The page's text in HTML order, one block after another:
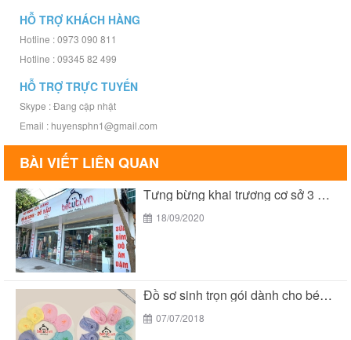
HỖ TRỢ KHÁCH HÀNG
Hotline : 0973 090 811
Hotline : 09345 82 499
HỖ TRỢ TRỰC TUYẾN
Skype : Đang cập nhật
Email : huyensphn1@gmail.com
BÀI VIẾT LIÊN QUAN
Tưng bừng khai trương cơ sở 3 của Bé...
18/09/2020
Đồ sơ sinh trọn gói dành cho bé yêu...
07/07/2018